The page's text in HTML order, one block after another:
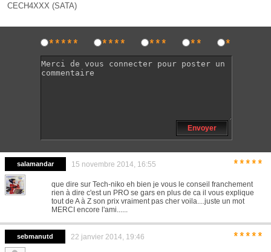
CECH4XXX (SATA)
***** **** *** ** *
Envoyer
salamandar 15 novembre 2014, 16:55 *****
que dire sur Tech-niko eh bien je vous le conseil franchement
rien à dire c'est un PRO se gars en plus de ca il vous explique
tout de A à Z son prix vraiment pas cher voila....juste un mot
MERCI encore l'ami......
sebmanutd 22 janvier 2014, 19:46 *****